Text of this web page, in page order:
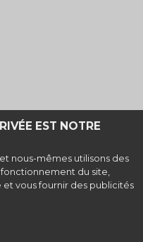
EST NOTRE
nous-mêmes utilisons des
du site,
vous fournir des publicités